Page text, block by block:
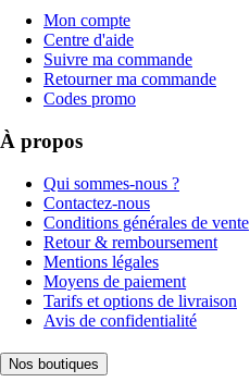
Mon compte
Centre d'aide
Suivre ma commande
Retourner ma commande
Codes promo
À propos
Qui sommes-nous ?
Contactez-nous
Conditions générales de vente
Retour & remboursement
Mentions légales
Moyens de paiement
Tarifs et options de livraison
Avis de confidentialité
Nos boutiques